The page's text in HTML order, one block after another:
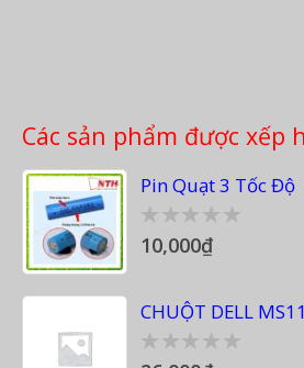
Các sản phẩm được xếp
Pin Quạt 3 Tốc Độ
0
out
10,000₫
CHUỘT DELL